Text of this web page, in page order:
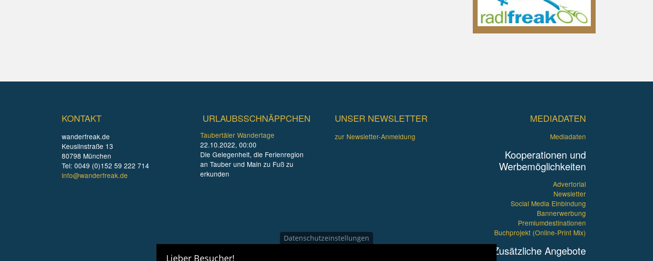
KONTAKT
wanderfreak.de
Keuslinstraße 13
80798 München
Tel: 0049 (0)152 59 222 714
info@wanderfreak.de
URLAUBSSCHNÄPPCHEN
Taubertäler Wandertage
22.10.2022, 00:00
Die Gelegenheit, die Ferienregion
an Tauber und Main zu Fuß zu
erkunden
UNSER NEWSLETTER
zur Newsletter-Anmeldung
MEDIADATEN
Mediadaten
Kooperationen und
Werbemöglichkeiten
Advertorial
Newsletter
Social Media Einbindung
Bannerwerbung
Premiumdestinationen
Buchprojekt (Online-Print Mix)
Zusätzliche Angebote
Datenschutzeinstellungen
Lieber Besucher!